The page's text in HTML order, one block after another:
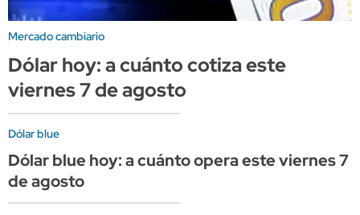
Mercado cambiario
Dólar hoy: a cuánto cotiza este
viernes 7 de agosto
Dólar blue
Dólar blue hoy: a cuánto opera este viernes 7
de agosto